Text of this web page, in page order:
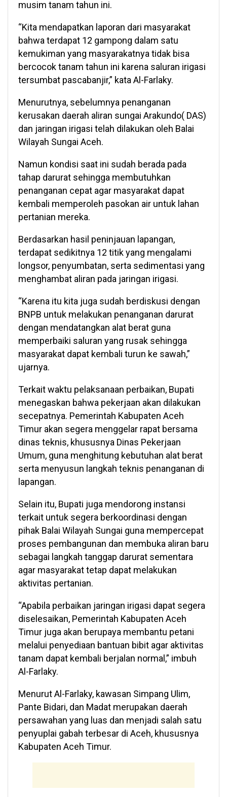
musim tanam tahun ini.
“Kita mendapatkan laporan dari masyarakat
bahwa terdapat 12 gampong dalam satu
kemukiman yang masyarakatnya tidak bisa
bercocok tanam tahun ini karena saluran irigasi
tersumbat pascabanjir,” kata Al-Farlaky.
Menurutnya, sebelumnya penanganan
kerusakan daerah aliran sungai Arakundo( DAS)
dan jaringan irigasi telah dilakukan oleh Balai
Wilayah Sungai Aceh.
Namun kondisi saat ini sudah berada pada
tahap darurat sehingga membutuhkan
penanganan cepat agar masyarakat dapat
kembali memperoleh pasokan air untuk lahan
pertanian mereka.
Berdasarkan hasil peninjauan lapangan,
terdapat sedikitnya 12 titik yang mengalami
longsor, penyumbatan, serta sedimentasi yang
menghambat aliran pada jaringan irigasi.
“Karena itu kita juga sudah berdiskusi dengan
BNPB untuk melakukan penanganan darurat
dengan mendatangkan alat berat guna
memperbaiki saluran yang rusak sehingga
masyarakat dapat kembali turun ke sawah,”
ujarnya.
Terkait waktu pelaksanaan perbaikan, Bupati
menegaskan bahwa pekerjaan akan dilakukan
secepatnya. Pemerintah Kabupaten Aceh
Timur akan segera menggelar rapat bersama
dinas teknis, khususnya Dinas Pekerjaan
Umum, guna menghitung kebutuhan alat berat
serta menyusun langkah teknis penanganan di
lapangan.
Selain itu, Bupati juga mendorong instansi
terkait untuk segera berkoordinasi dengan
pihak Balai Wilayah Sungai guna mempercepat
proses pembangunan dan membuka aliran baru
sebagai langkah tanggap darurat sementara
agar masyarakat tetap dapat melakukan
aktivitas pertanian.
“Apabila perbaikan jaringan irigasi dapat segera
diselesaikan, Pemerintah Kabupaten Aceh
Timur juga akan berupaya membantu petani
melalui penyediaan bantuan bibit agar aktivitas
tanam dapat kembali berjalan normal,” imbuh
Al-Farlaky.
Menurut Al-Farlaky, kawasan Simpang Ulim,
Pante Bidari, dan Madat merupakan daerah
persawahan yang luas dan menjadi salah satu
penyuplai gabah terbesar di Aceh, khususnya
Kabupaten Aceh Timur.